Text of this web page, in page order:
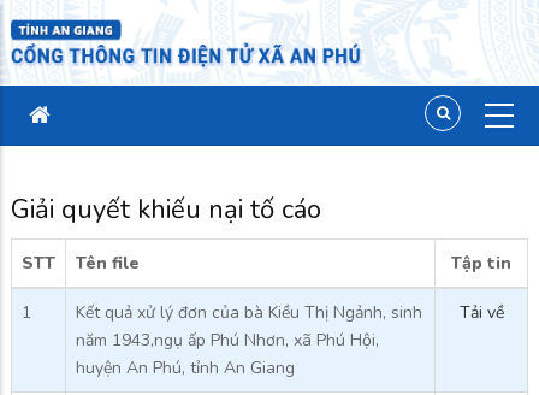
Giải quyết khiếu nại tố cáo
STT Tên file Tập tin
1
Kết quả xử lý đơn của bà Kiều Thị Ngảnh, sinh
năm 1943,ngụ ấp Phú Nhơn, xã Phú Hội,
huyện An Phú, tỉnh An Giang
Tải về